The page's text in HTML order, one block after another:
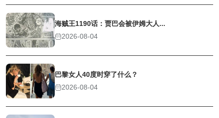
海贼王1190话：贾巴会被伊姆大人...
2026-08-04
巴黎女人40度时穿了什么？
2026-08-04